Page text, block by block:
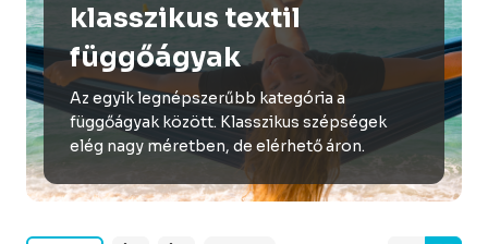
klasszikus textil
függőágyak
Az egyik legnépszerűbb kategória a
függőágyak között. Klasszikus szépségek
elég nagy méretben, de elérhető áron.